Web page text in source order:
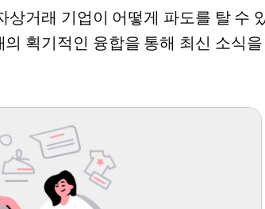
상거래 기업이 어떻게 파도를 탈 수
획기적인 융합을 통해 최신 소식